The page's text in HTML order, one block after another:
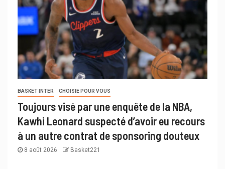
BASKET INTER CHOISIE POUR VOUS
Toujours visé par une enquête de la NBA,
Kawhi Leonard suspecté d’avoir eu recours
à un autre contrat de sponsoring douteux
8 août 2026 Basket221